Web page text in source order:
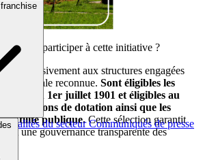
du secteur Communiqués de presse
participer à cette initiative ?
exclusivement aux structures engagées
sociale reconnue. Sont éligibles les
la loi du 1er juillet 1901 et éligibles au
fondations de dotation ainsi que les
d’utilité publique.Cette sélection garantit
et une gouvernance transparente des